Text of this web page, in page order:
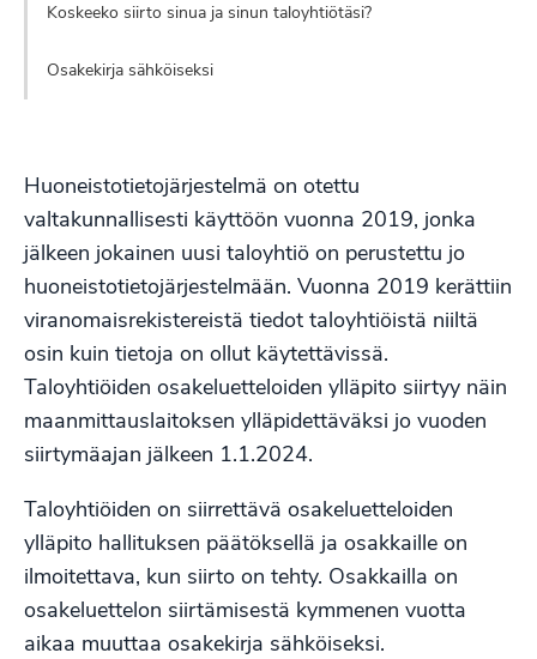
Koskeeko siirto sinua ja sinun taloyhtiötäsi?
Osakekirja sähköiseksi
Huoneistotietojärjestelmä on otettu
valtakunnallisesti käyttöön vuonna 2019, jonka
jälkeen jokainen uusi taloyhtiö on perustettu jo
huoneistotietojärjestelmään. Vuonna 2019 kerättiin
viranomaisrekistereistä tiedot taloyhtiöistä niiltä
osin kuin tietoja on ollut käytettävissä.
Taloyhtiöiden osakeluetteloiden ylläpito siirtyy näin
maanmittauslaitoksen ylläpidettäväksi jo vuoden
siirtymäajan jälkeen 1.1.2024.
Taloyhtiöiden on siirrettävä osakeluetteloiden
ylläpito hallituksen päätöksellä ja osakkaille on
ilmoitettava, kun siirto on tehty. Osakkailla on
osakeluettelon siirtämisestä kymmenen vuotta
aikaa muuttaa osakekirja sähköiseksi.